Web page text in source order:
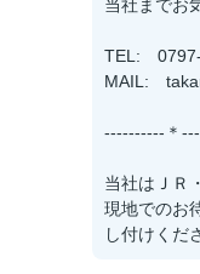
当社までお
TEL:
MAIL:
----------＊
当社はＪＲ
現地でのお
し付けくだ